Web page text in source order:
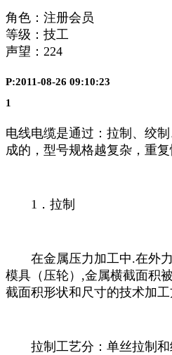
角色：注册会员
等级：技工
声望： 224
P:2011-08-26 09:10:23
1
电线电缆是通过：拉制、绞
成的，型号规格越复杂，重复
1．拉制
在金属压力加工中.在外力
模具（压轮）,金属横截面积
截面积形状和尺寸的技术加工
拉制工艺分：单丝拉制和